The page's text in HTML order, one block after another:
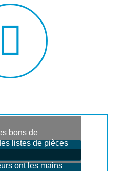
bons de
listes de pièces
ont les mains